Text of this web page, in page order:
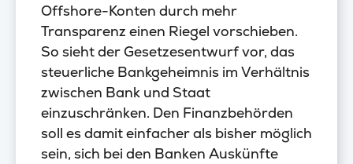
Offshore-Konten durch mehr
Transparenz einen Riegel vorschieben.
So sieht der Gesetzesentwurf vor, das
steuerliche Bankgeheimnis im Verhältnis
zwischen Bank und Staat
einzuschränken. Den Finanzbehörden
soll es damit einfacher als bisher möglich
sein, sich bei den Banken Auskünfte